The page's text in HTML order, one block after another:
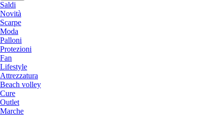
Saldi
Novità
Scarpe
Moda
Palloni
Protezioni
Fan
Lifestyle
Attrezzatura
Beach volley
Cure
Outlet
Marche